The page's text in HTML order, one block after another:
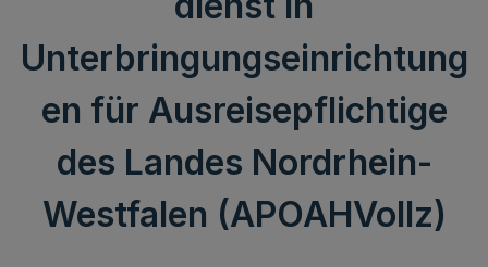
Unterbringungseinrichtung
en für Ausreisepflichtige
des Landes Nordrhein-
Westfalen (APOAHVollz)